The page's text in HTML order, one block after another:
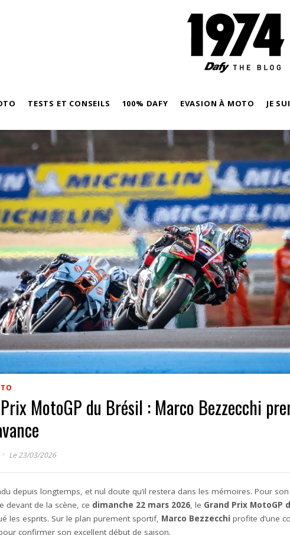
TESTS ET CONSEILS 100% DAFY EVASION À MOTO JE
MotoGP du Brésil : Marco Bezzecchi
· Le 23/03/2026
depuis longtemps, et nul doute qu’il restera dans les mémoires. Pour
devant de la scène, ce dimanche 22 mars 2026, le Grand Prix MotoGP
les esprits. Sur le plan purement sportif, Marco Bezzecchi profite d’une
confirmer son excellent début de saison.